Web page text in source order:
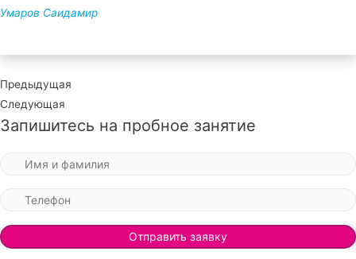
Умаров Саидамир
Предыдущая
Следующая
Запишитесь на пробное занятие